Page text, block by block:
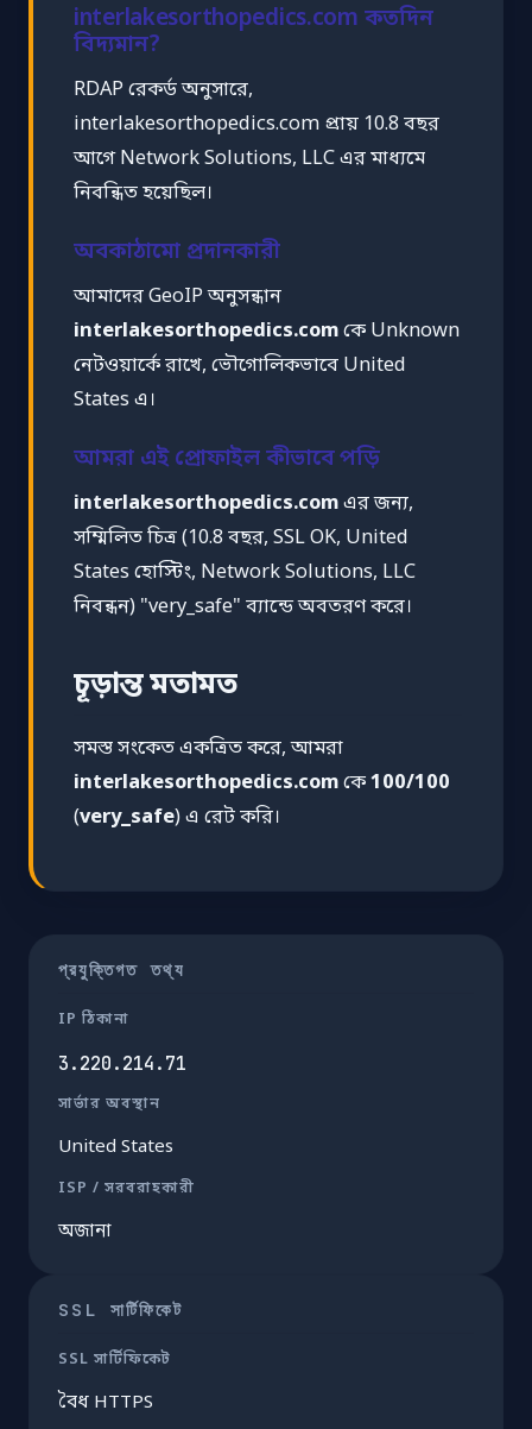
interlakesorthopedics.com কতদিন
বিদ্যমান?
RDAP রেকর্ড অনুসারে,
interlakesorthopedics.com প্রায় 10.8 বছর
আগে Network Solutions, LLC এর মাধ্যমে
নিবন্ধিত হয়েছিল।
অবকাঠামো প্রদানকারী
আমাদের GeoIP অনুসন্ধান
interlakesorthopedics.comকে Unknown
নেটওয়ার্কে রাখে, ভৌগোলিকভাবে United
States এ।
আমরা এই প্রোফাইল কীভাবে পড়ি
interlakesorthopedics.comএর জন্য,
সম্মিলিত চিত্র (10.8 বছর, SSL OK, United
States হোস্টিং, Network Solutions, LLC
নিবন্ধন) "very_safe" ব্যান্ডে অবতরণ করে।
চূড়ান্ত মতামত
সমস্ত সংকেত একত্রিত করে, আমরা
interlakesorthopedics.comকে100/100
(very_safe) এ রেট করি।
প্রযুক্তিগত তথ্য
IP ঠিকানা
3.220.214.71
সার্ভার অবস্থান
United States
ISP / সরবরাহকারী
অজানা
SSL সার্টিফিকেট
SSL সার্টিফিকেট
বৈধ HTTPS